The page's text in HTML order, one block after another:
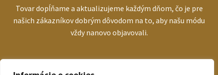
Tovar dopĺňame a aktualizujeme každým dňom, čo je pre
našich zákazníkov dobrým dôvodom na to, aby našu módu
vždy nanovo objavovali.